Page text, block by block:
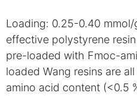
Loading: 0.25-0.40
effective polystyrene
pre-loaded with Fmoc-
loaded Wang resins are
amino acid content (<0.5